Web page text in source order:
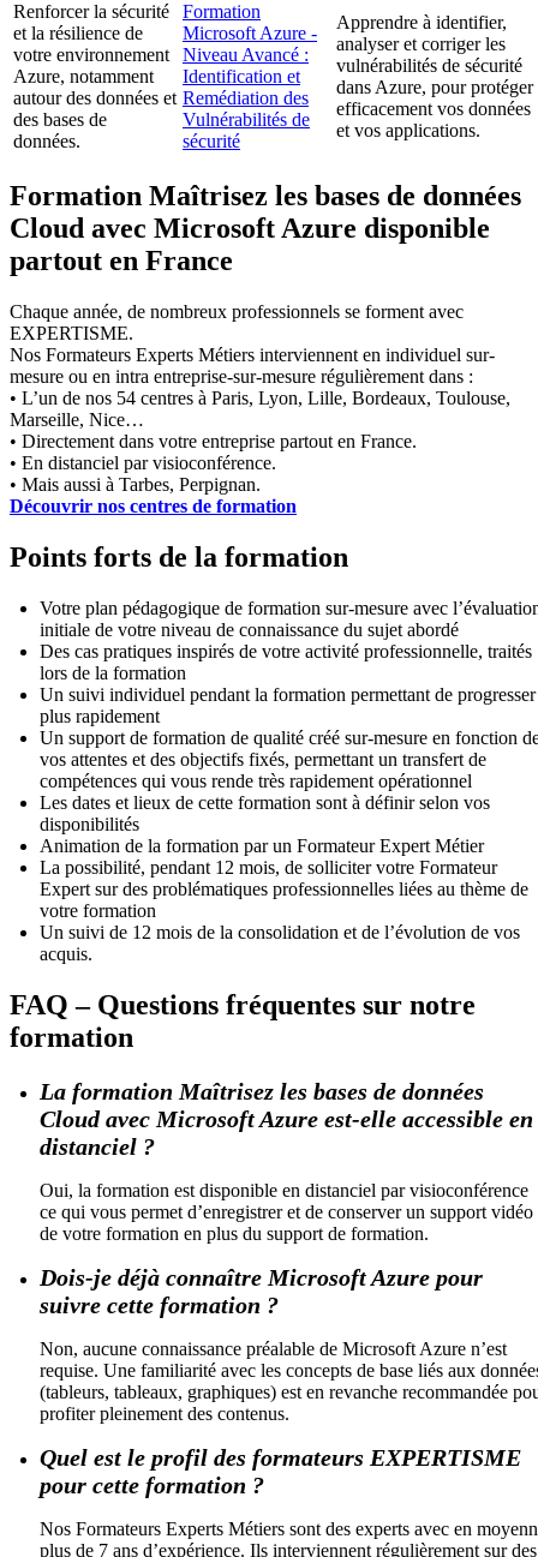
Renforcer la sécurité
et la résilience de
votre environnement
Azure, notamment
autour des données et
des bases de
données.
Formation
Microsoft Azure -
Niveau Avancé :
Identification et
Remédiation des
Vulnérabilités de
sécurité
Apprendre à identifier,
analyser et corriger les
vulnérabilités de sécurité
dans Azure, pour protéger
efficacement vos données
et vos applications.
Formation Maîtrisez les bases de données
Cloud avec Microsoft Azure disponible
partout en France
Chaque année, de nombreux professionnels se forment avec
EXPERTISME.
Nos Formateurs Experts Métiers interviennent en individuel sur-
mesure ou en intra entreprise-sur-mesure régulièrement dans :
• L’un de nos 54 centres à Paris, Lyon, Lille, Bordeaux, Toulouse,
Marseille, Nice…
• Directement dans votre entreprise partout en France.
• En distanciel par visioconférence.
• Mais aussi à Tarbes, Perpignan.
Découvrir nos centres de formation
Points forts de la formation
Votre plan pédagogique de formation sur-mesure avec
initiale de votre niveau de connaissance du sujet abordé
Des cas pratiques inspirés de votre activité professionnelle, traités
lors de la formation
Un suivi individuel pendant la formation permettant de progresser
plus rapidement
Un support de formation de qualité créé sur-mesure en fonction
vos attentes et des objectifs fixés, permettant un transfert de
compétences qui vous rende très rapidement opérationnel
Les dates et lieux de cette formation sont à définir selon vos
disponibilités
Animation de la formation par un Formateur Expert Métier
La possibilité, pendant 12 mois, de solliciter votre Formateur
Expert sur des problématiques professionnelles liées au thème de
votre formation
Un suivi de 12 mois de la consolidation et de l’évolution de vos
acquis.
FAQ – Questions fréquentes sur notre
formation
La formation Maîtrisez les bases de données
Cloud avec Microsoft Azure est-elle accessible en
distanciel ?
Oui, la formation est disponible en distanciel par visioconférence
ce qui vous permet d’enregistrer et de conserver un support vidéo
de votre formation en plus du support de formation.
Dois-je déjà connaître Microsoft Azure pour
suivre cette formation ?
Non, aucune connaissance préalable de Microsoft Azure n’est
requise. Une familiarité avec les concepts de base liés aux
(tableurs, tableaux, graphiques) est en revanche recommandée
profiter pleinement des contenus.
Quel est le profil des formateurs EXPERTISME
pour cette formation ?
Nos Formateurs Experts Métiers sont des experts avec en
plus de 7 ans d’expérience. Ils interviennent régulièrement sur des